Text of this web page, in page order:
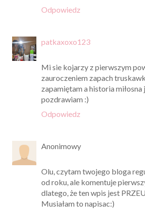
Odpowiedz
patkaxoxo123
Mi sie kojarzy z pierwszym
zauroczeniem zapach
zapamiętam a historia miłosna
pozdrawiam :)
Odpowiedz
Anonimowy
Olu, czytam twojego bloga
od roku, ale komentuje
dlatego, że ten wpis jest
Musiałam to napisac:)